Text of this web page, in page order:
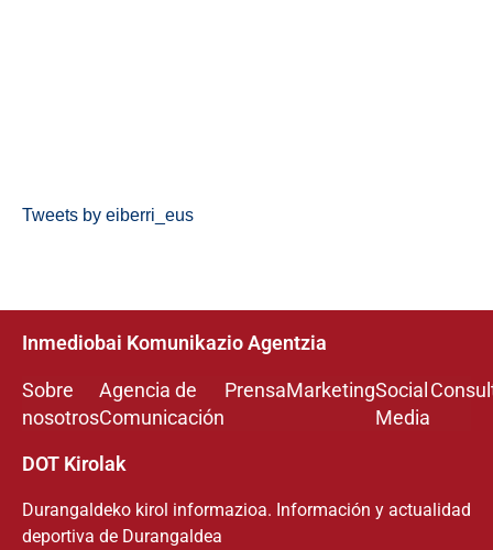
Tweets by eiberri_eus
Inmediobai Komunikazio Agentzia
Sobre
nosotros
Agencia de
Comunicación
PrensaMarketingSocial
Media
DOT Kirolak
Durangaldeko kirol informazioa. Información y actualidad
deportiva de Durangaldea